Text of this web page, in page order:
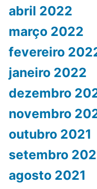
abril 2022
março 2022
fevereiro
janeiro 2022
dezembro
novembro
outubro 2021
setembro
agosto 2021